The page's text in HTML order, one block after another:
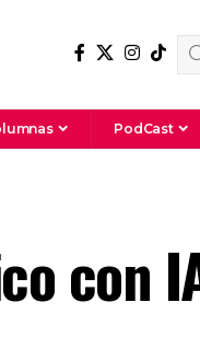
PodCast
con